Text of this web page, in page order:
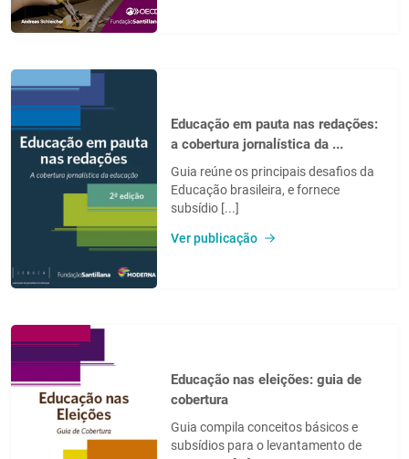
Educação em pauta nas redações:
a cobertura jornalística da ...
Guia reúne os principais desafios da
Educação brasileira, e fornece
subsídio [...]
Ver publicação
Educação nas eleições: guia de
cobertura
Guia compila conceitos básicos e
subsídios para o levantamento de